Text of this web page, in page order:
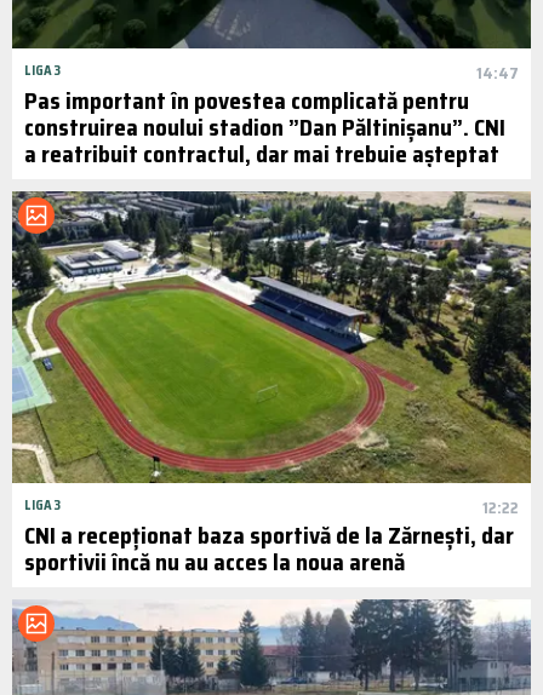
LIGA 3 14:47
Pas important în povestea complicată pentru
construirea noului stadion ”Dan Păltinișanu”. CNI
a reatribuit contractul, dar mai trebuie așteptat
LIGA 3 12:22
CNI a recepționat baza sportivă de la Zărnești, dar
sportivii încă nu au acces la noua arenă